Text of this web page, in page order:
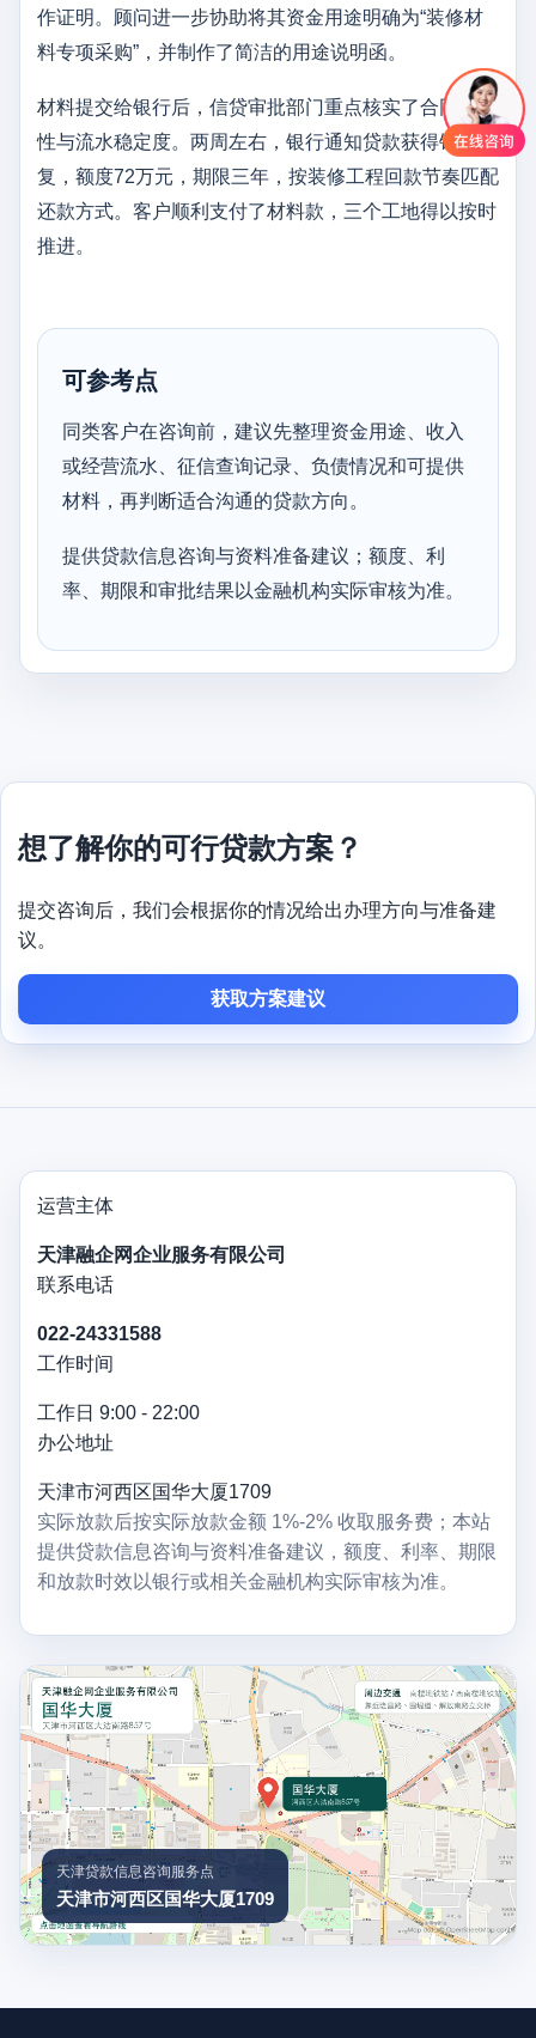
作证明。顾问进一步协助将其资金用途明确为“装修材
料专项采购”，并制作了简洁的用途说明函。
材料提交给银行后，信贷审批部门重点核实了合同真实
性与流水稳定度。两周左右，银行通知贷款获得银行批
复，额度72万元，期限三年，按装修工程回款节奏匹配
还款方式。客户顺利支付了材料款，三个工地得以按时
推进。
可参考点
同类客户在咨询前，建议先整理资金用途、收入
或经营流水、征信查询记录、负债情况和可提供
材料，再判断适合沟通的贷款方向。
提供贷款信息咨询与资料准备建议；额度、利
率、期限和审批结果以金融机构实际审核为准。
想了解你的可行贷款方案？
提交咨询后，我们会根据你的情况给出办理方向与准备建
议。
获取方案建议
运营主体
天津融企网企业服务有限公司
联系电话
022-24331588
工作时间
工作日 9:00 - 22:00
办公地址
天津市河西区国华大厦1709
实际放款后按实际放款金额 1%-2% 收取服务费；本站
提供贷款信息咨询与资料准备建议，额度、利率、期限
和放款时效以银行或相关金融机构实际审核为准。
天津贷款信息咨询服务点
天津市河西区国华大厦1709